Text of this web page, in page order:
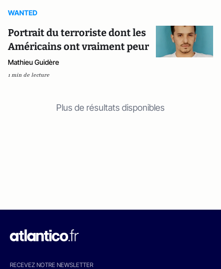
WANTED
Portrait du terroriste dont les
Américains ont vraiment peur
Mathieu Guidère
1 min de lecture
Plus de résultats disponibles
RECEVEZ NOTRE NEWSLETTER